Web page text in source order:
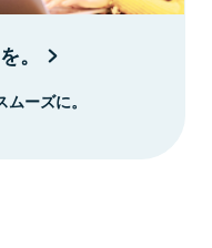
。
ーズに。